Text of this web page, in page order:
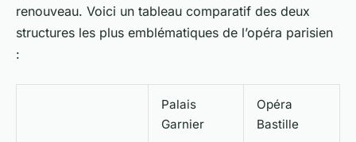
renouveau. Voici un tableau comparatif des deux
structures les plus emblématiques de l’opéra parisien
:
Palais
Garnier
Opéra
Bastille